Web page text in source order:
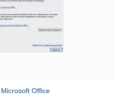
Microsoft Office